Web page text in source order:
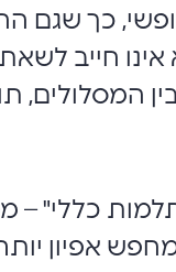
חופשי, כך
חייב לשאת
המסלולים,
כללי"
אפיון